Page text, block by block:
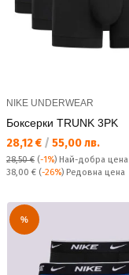
NIKE UNDERWEAR
Боксерки TRUNK 3PK
Текуща цена:
28,12 € / 55,00 лв.
28,50 € (-1%) Най-добра цена
Редовна цена:
38,00 € (-26%) Редовна цена
%